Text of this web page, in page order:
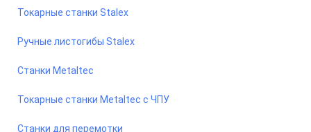
Токарные станки Stalex
Ручные листогибы Stalex
Станки Metaltec
Токарные станки Metaltec с ЧПУ
Станки для перемотки